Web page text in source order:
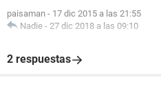
paisaman - 17 dic 2015 a las 21:55
Nadie - 27 dic 2018 a las 09:10
2 respuestas